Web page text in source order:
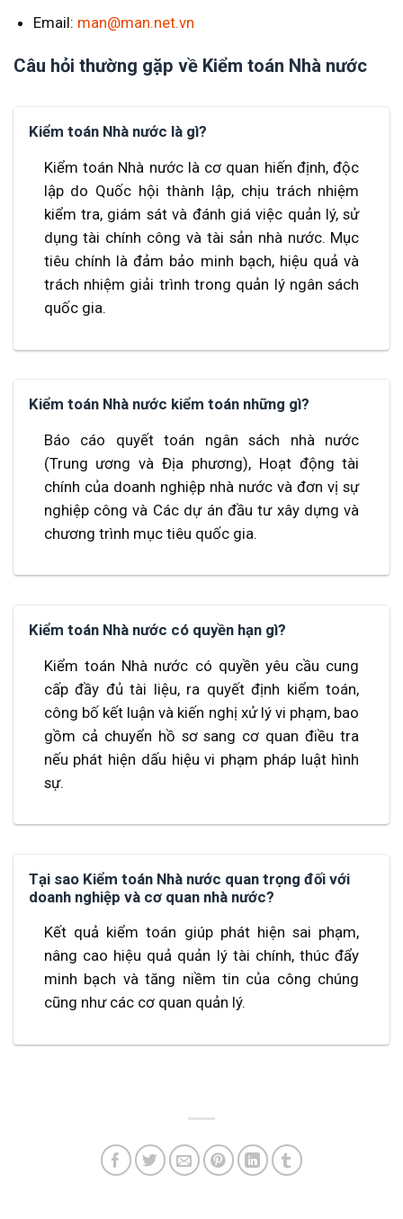
Email: man@man.net.vn
Câu hỏi thường gặp về Kiểm toán Nhà nước
Kiểm toán Nhà nước là gì?
Kiểm toán Nhà nước là cơ quan hiến định, độc
lập do Quốc hội thành lập, chịu trách nhiệm
kiểm tra, giám sát và đánh giá việc quản lý, sử
dụng tài chính công và tài sản nhà nước. Mục
tiêu chính là đảm bảo minh bạch, hiệu quả và
trách nhiệm giải trình trong quản lý ngân sách
quốc gia.
Kiểm toán Nhà nước kiểm toán những gì?
Báo cáo quyết toán ngân sách nhà nước
(Trung ương và Địa phương), Hoạt động tài
chính của doanh nghiệp nhà nước và đơn vị sự
nghiệp công và Các dự án đầu tư xây dựng và
chương trình mục tiêu quốc gia.
Kiểm toán Nhà nước có quyền hạn gì?
Kiểm toán Nhà nước có quyền yêu cầu cung
cấp đầy đủ tài liệu, ra quyết định kiểm toán,
công bố kết luận và kiến nghị xử lý vi phạm, bao
gồm cả chuyển hồ sơ sang cơ quan điều tra
nếu phát hiện dấu hiệu vi phạm pháp luật hình
sự.
Tại sao Kiểm toán Nhà nước quan trọng đối với
doanh nghiệp và cơ quan nhà nước?
Kết quả kiểm toán giúp phát hiện sai phạm,
nâng cao hiệu quả quản lý tài chính, thúc đẩy
minh bạch và tăng niềm tin của công chúng
cũng như các cơ quan quản lý.